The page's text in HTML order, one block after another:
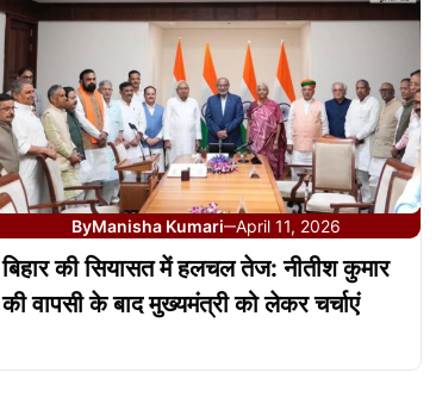
ByManisha Kumari—April 11, 2026
बिहार की सियासत में हलचल तेज: नीतीश कुमार
की वापसी के बाद मुख्यमंत्री को लेकर चर्चाएं